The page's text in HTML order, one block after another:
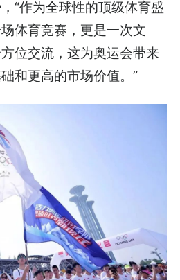
“作为全球性的顶级体育盛
体育竞赛，更是一次文
位交流，这为奥运会带来
和更高的市场价值。”